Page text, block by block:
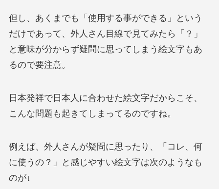
但し、あくまでも「使用する事ができる」という
だけであって、外人さん目線で見てみたら「？」
と意味が分からず疑問に思ってしまう絵文字もあ
るので要注意。
日本発祥で日本人に合わせた絵文字だからこそ、
こんな問題も起きてしまってるのですね。
例えば、外人さんが疑問に思ったり、「コレ、何
に使うの？」と感じやすい絵文字は次のようなも
のが↓